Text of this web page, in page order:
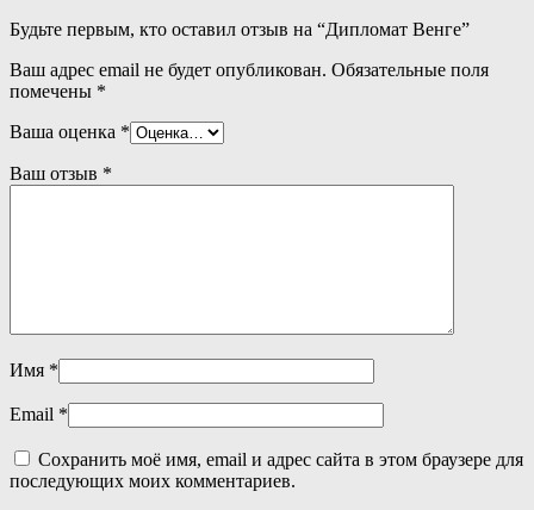
Будьте первым, кто оставил отзыв на “Дипломат Венге”
Ваш адрес email не будет опубликован. Обязательные поля
помечены *
Ваша оценка *
Ваш отзыв *
Имя *
Email *
Сохранить моё имя, email и адрес сайта в этом браузере для
последующих моих комментариев.